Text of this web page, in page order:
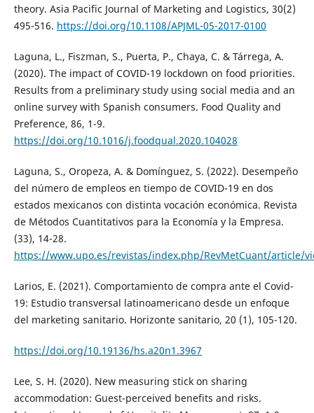
theory. Asia Pacific Journal of Marketing and Logistics, 30(2)
495-516. https://doi.org/10.1108/APJML-05-2017-0100
Laguna, L., Fiszman, S., Puerta, P., Chaya, C. & Tárrega, A.
(2020). The impact of COVID-19 lockdown on food priorities.
Results from a preliminary study using social media and an
online survey with Spanish consumers. Food Quality and
Preference, 86, 1-9.
https://doi.org/10.1016/j.foodqual.2020.104028
Laguna, S., Oropeza, A. & Domínguez, S. (2022). Desempeño
del número de empleos en tiempo de COVID-19 en dos
estados mexicanos con distinta vocación económica. Revista
de Métodos Cuantitativos para la Economía y la Empresa.
(33), 14-28.
https://www.upo.es/revistas/index.php/RevMetCuant/article/
Larios, E. (2021). Comportamiento de compra ante el Covid-
19: Estudio transversal latinoamericano desde un enfoque
del marketing sanitario. Horizonte sanitario, 20 (1), 105-120.
https://doi.org/10.19136/hs.a20n1.3967
Lee, S. H. (2020). New measuring stick on sharing
accommodation: Guest-perceived benefits and risks.